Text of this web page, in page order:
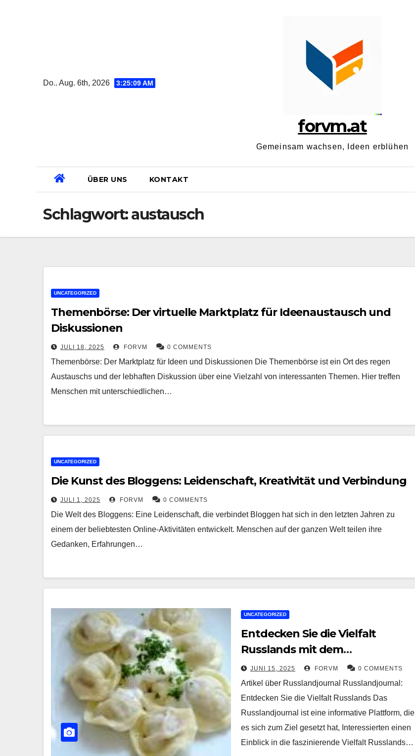
Do.. Aug. 6th, 2026 3:25:10 AM
forvm.at
Gemeinsam wachsen, Ideen erblühen
ÜBER UNS KONTAKT
Schlagwort:austausch
UNCATEGORIZED
Themenbörse: Der virtuelle Marktplatz für Ideenaustausch und
Diskussionen
JULI 18, 2025 FORVM 0 COMMENTS
Themenbörse: Der Marktplatz für Ideen und Diskussionen Die Themenbörse ist ein Ort des regen
Austauschs und der lebhaften Diskussion über eine Vielzahl von interessanten Themen. Hier treffen
Menschen mit unterschiedlichen…
UNCATEGORIZED
Die Kunst des Bloggens: Leidenschaft, Kreativität und Verbindung
JULI 1, 2025 FORVM 0 COMMENTS
Die Welt des Bloggens: Eine Leidenschaft, die verbindet Bloggen hat sich in den letzten Jahren zu
einem der beliebtesten Online-Aktivitäten entwickelt. Menschen auf der ganzen Welt teilen ihre
Gedanken, Erfahrungen…
UNCATEGORIZED
Entdecken Sie die Vielfalt
Russlands mit dem
Russlandjournal
JUNI 15, 2025 FORVM 0 COMMENTS
Artikel über Russlandjournal Russlandjournal:
Entdecken Sie die Vielfalt Russlands Das
Russlandjournal ist eine informative Plattform, die
es sich zum Ziel gesetzt hat, Interessierten einen
Einblick in die faszinierende Vielfalt Russlands…